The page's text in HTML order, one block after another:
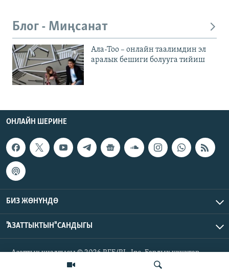
Блог - Миңсанат
Ала-Тоо – онлайн таалимдин эл
аралык бешиги болууга тийиш
ОНЛАЙН ШЕРИНЕ
БИЗ ЖӨНҮНДӨ
"АЗАТТЫКТЫН" САНДЫГЫ
Азаттык үналгысы © 2026 RFE/RL, Inc. Бардык укуктар